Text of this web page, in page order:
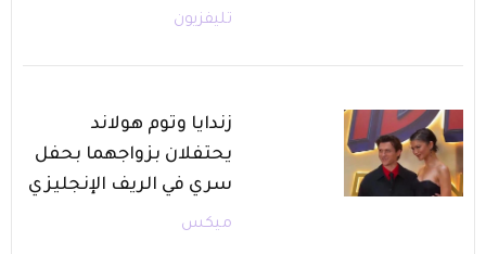
تليفزيون
زندايا وتوم هولاند
يحتفلان بزواجهما بحفل
سري في الريف الإنجليزي
ميكس